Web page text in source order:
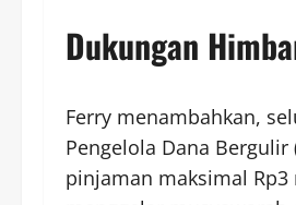
Dukungan
Ferry menambahkan,
Pengelola Dana
pinjaman maksimal